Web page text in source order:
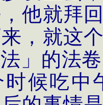
他就拜
，就这
法」的法卷
时候吃中